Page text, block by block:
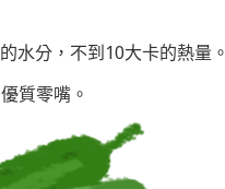
水分，不到10大卡的熱量。
質零嘴。